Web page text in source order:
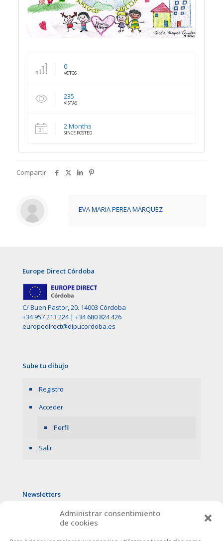
Administrar consentimiento
de cookies
0
VOTOS
235
VISTAS
2 Months
SINCE POSTED
Compartir
EVA MARIA PEREA MÁRQUEZ
Europe Direct Córdoba
C/ Buen Pastor, 20. 14003 Córdoba
+34 957 213 224| +34 680 824 426
europedirect@dipucordoba.es
Sube tu dibujo
Registro
Acceder
Perfil
Salir
Newsletters